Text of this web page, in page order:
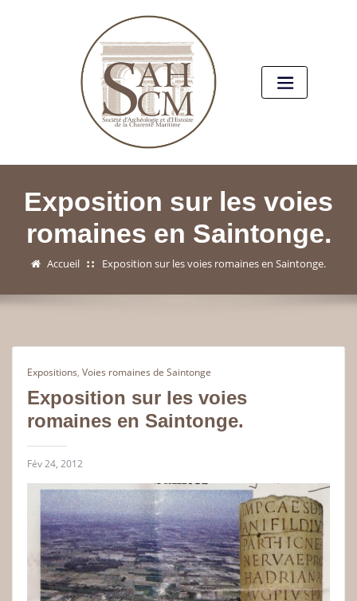
Exposition sur les voies
romaines en Saintonge.
Accueil Exposition sur les voies romaines en Saintonge.
Expositions, Voies romaines de Saintonge
Exposition sur les voies
romaines en Saintonge.
Fév 24, 2012